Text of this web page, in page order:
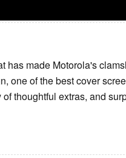
has made Motorola's
one of the best cover
thoughtful extras, and